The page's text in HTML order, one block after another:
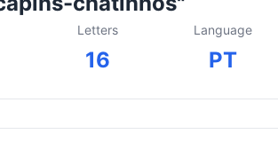
Letters
16
Language
PT